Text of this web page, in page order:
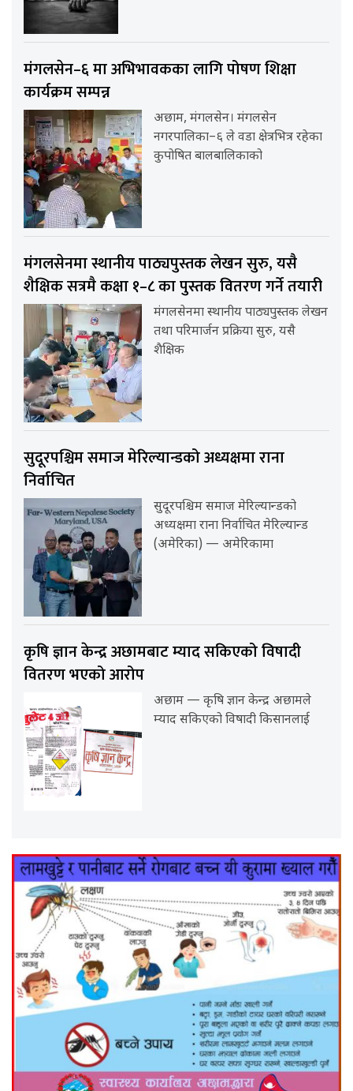
मंगलसेन–६ मा अभिभावकका लागि पोषण शिक्षा
कार्यक्रम सम्पन्न
अछाम, मंगलसेन। मंगलसेन
नगरपालिका–६ ले वडा क्षेत्रभित्र रहेका
कुपोषित बालबालिकाको
मंगलसेनमा स्थानीय पाठ्यपुस्तक लेखन सुरु, यसै
शैक्षिक सत्रमै कक्षा १–८ का पुस्तक वितरण गर्ने तयारी
मंगलसेनमा स्थानीय पाठ्यपुस्तक लेखन
तथा परिमार्जन प्रक्रिया सुरु, यसै
शैक्षिक
सुदूरपश्चिम समाज मेरिल्यान्डको अध्यक्षमा राना
निर्वाचित
सुदूरपश्चिम समाज मेरिल्यान्डको
अध्यक्षमा राना निर्वाचित मेरिल्यान्ड
(अमेरिका) — अमेरिकामा
कृषि ज्ञान केन्द्र अछामबाट म्याद सकिएको विषादी
वितरण भएको आरोप
अछाम — कृषि ज्ञान केन्द्र अछामले
म्याद सकिएको विषादी किसानलाई